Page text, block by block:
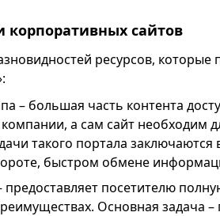
корпоративных сайтов
ресурсов,
– большая часть контента
а сам сайт необходим
такого портала
быстром обмене
посетителю
Основная задача